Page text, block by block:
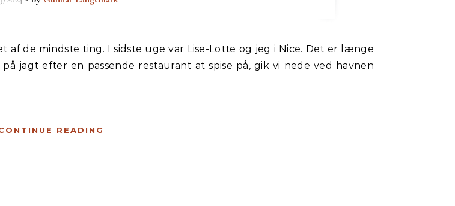
jagt efter en passende restaurant at spise på, gik vi nede ved havnen
READING